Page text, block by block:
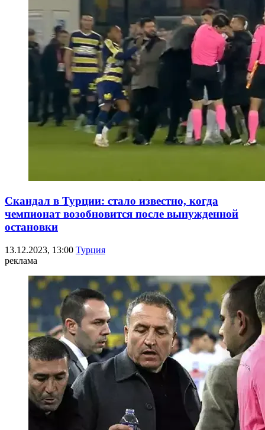
Скандал в Турции: стало известно, когда
чемпионат возобновится после вынужденной
остановки
13.12.2023, 13:00 Турция
реклама